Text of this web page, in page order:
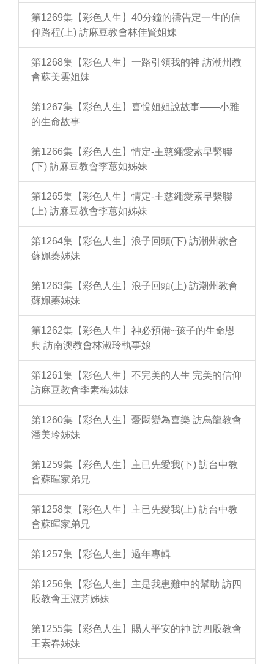
第1269集【彩色人生】40分鐘的禱告定一生的信
仰路程(上) 訪麻豆教會林佳賢姐妹
第1268集【彩色人生】一路引領我的神 訪潮州教
會蘇美雲姐妹
第1267集【彩色人生】喜悅姐姐說故事——小雅
的生命故事
第1266集【彩色人生】情定-主慈繩愛索早繫聯
(下) 訪麻豆教會李蕙如姊妹
第1265集【彩色人生】情定-主慈繩愛索早繫聯
(上) 訪麻豆教會李蕙如姊妹
第1264集【彩色人生】浪子回頭(下) 訪潮州教會
蘇姵蓁姊妹
第1263集【彩色人生】浪子回頭(上) 訪潮州教會
蘇姵蓁姊妹
第1262集【彩色人生】神必預備~孩子的生命恩
典 訪南澳教會林淑玲執事娘
第1261集【彩色人生】不完美的人生 完美的信仰
訪麻豆教會李素梅姊妹
第1260集【彩色人生】憂悶變為喜樂 訪烏龍教會
潘美玲姊妹
第1259集【彩色人生】主已先愛我(下) 訪台中教
會蘇暉家弟兄
第1258集【彩色人生】主已先愛我(上) 訪台中教
會蘇暉家弟兄
第1257集【彩色人生】過年專輯
第1256集【彩色人生】主是我患難中的幫助 訪四
股教會王淑芳姊妹
第1255集【彩色人生】賜人平安的神 訪四股教會
王素春姊妹